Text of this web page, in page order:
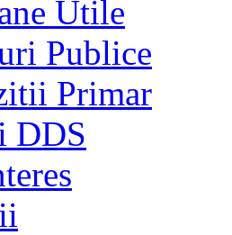
Utile
Publice
Primar
DDS